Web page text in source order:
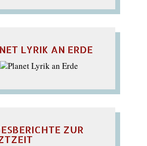
LYRIK AN ERDE
ZUR